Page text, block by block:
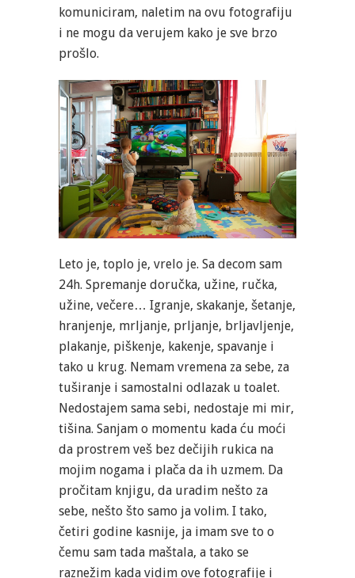
komuniciram, naletim na ovu fotografiju
i ne mogu da verujem kako je sve brzo
prošlo.
Leto je, toplo je, vrelo je. Sa decom sam
24h. Spremanje doručka, užine, ručka,
užine, večere… Igranje, skakanje, šetanje,
hranjenje, mrljanje, prljanje, brljavljenje,
plakanje, piškenje, kakenje, spavanje i
tako u krug. Nemam vremena za sebe, za
tuširanje i samostalni odlazak u toalet.
Nedostajem sama sebi, nedostaje mi mir,
tišina. Sanjam o momentu kada ću moći
da prostrem veš bez dečijih rukica na
mojim nogama i plača da ih uzmem. Da
pročitam knjigu, da uradim nešto za
sebe, nešto što samo ja volim. I tako,
četiri godine kasnije, ja imam sve to o
čemu sam tada maštala, a tako se
raznežim kada vidim ove fotografije i